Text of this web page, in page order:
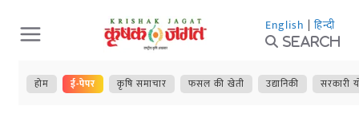
Skip
to
content
English | हिन्दी
Search
होम ई-पेपर कृषि समाचार फसल की खेती उद्यानिकी सरकारी